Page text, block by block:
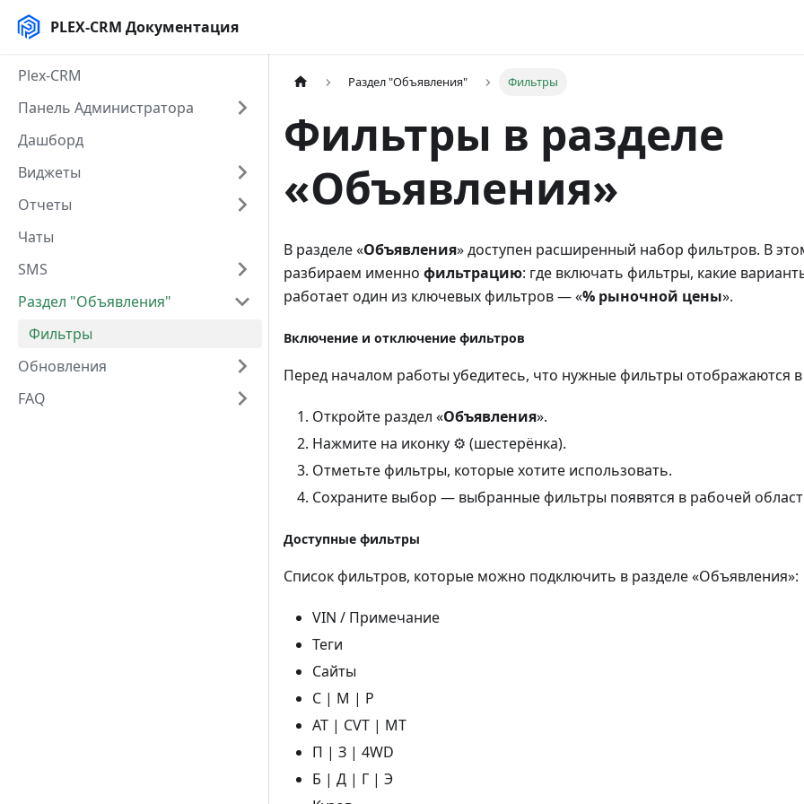
PLEX-CRM Документация
Plex-CRM
Панель Администратора
Дашборд
Виджеты
Отчеты
Чаты
SMS
Раздел "Объявления"
Фильтры
Обновления
FAQ
Раздел "Объявления" Фильтры
Фильтры в разделе
«Объявления»
В разделе «Объявления» доступен расширенный набор фильтров. В
разбираем именно фильтрацию: где включать фильтры, какие
работает один из ключевых фильтров — «% рыночной цены».
Включение и отключение фильтров
Перед началом работы убедитесь, что нужные фильтры отображаются
Откройте раздел «Объявления».
Нажмите на иконку ⚙️ (шестерёнка).
Отметьте фильтры, которые хотите использовать.
Сохраните выбор — выбранные фильтры появятся в рабочей
Доступные фильтры
Список фильтров, которые можно подключить в разделе «Объявления»:
VIN / Примечание
Теги
Сайты
С | М | Р
AT | CVT | MT
П | З | 4WD
Б | Д | Г | Э